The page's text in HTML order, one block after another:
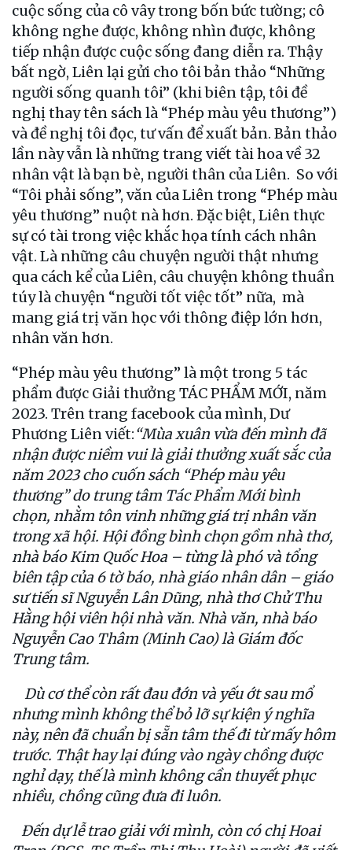
cuộc sống của cô vây trong bốn bức tường; cô
không nghe được, không nhìn được, không
tiếp nhận được cuộc sống đang diễn ra. Thậy
bất ngờ, Liên lại gửi cho tôi bản thảo “Những
người sống quanh tôi” (khi biên tập, tôi đề
nghị thay tên sách là “Phép màu yêu thương”)
và đề nghị tôi đọc, tư vấn để xuất bản. Bản thảo
lần này vẫn là những trang viết tài hoa về 32
nhân vật là bạn bè, người thân của Liên. So với
“Tôi phải sống”, văn của Liên trong “Phép màu
yêu thương” nuột nà hơn. Đặc biệt, Liên thực
sự có tài trong việc khắc họa tính cách nhân
vật. Là những câu chuyện người thật nhưng
qua cách kể của Liên, câu chuyện không thuần
túy là chuyện “người tốt việc tốt” nữa, mà
mang giá trị văn học với thông điệp lớn hơn,
nhân văn hơn.
“Phép màu yêu thương” là một trong 5 tác
phẩm được Giải thưởng TÁC PHẨM MỚI, năm
2023. Trên trang facebook của mình, Dư
Phương Liên viết:“Mùa xuân vừa đến mình đã
nhận được niềm vui là giải thưởng xuất sắc của
năm 2023 cho cuốn sách “Phép màu yêu
thương” do trung tâm Tác Phẩm Mới bình
chọn, nhằm tôn vinh những giá trị nhân văn
trong xã hội. Hội đồng bình chọn gồm nhà thơ,
nhà báo Kim Quốc Hoa – từng là phó và tổng
biên tập của 6 tờ báo, nhà giáo nhân dân – giáo
sư tiến sĩ Nguyễn Lân Dũng, nhà thơ Chử Thu
Hằng hội viên hội nhà văn. Nhà văn, nhà báo
Nguyễn Cao Thâm (Minh Cao) là Giám đốc
Trung tâm.
Dù cơ thể còn rất đau đớn và yếu ớt sau mổ
nhưng mình không thể bỏ lỡ sự kiện ý nghĩa
này, nên đã chuẩn bị sẵn tâm thế đi từ mấy hôm
trước. Thật hay lại đúng vào ngày chồng được
nghỉ dạy, thế là mình không cần thuyết phục
nhiều, chồng cũng đưa đi luôn.
Đến dự lễ trao giải với mình, còn có chị Hoai